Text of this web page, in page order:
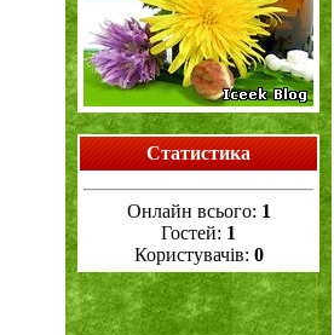
Статистика
Онлайн всього: 1
Гостей: 1
Користувачів: 0